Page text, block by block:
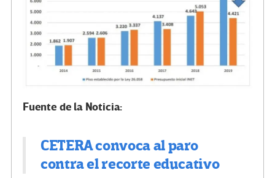
Fuente de la Noticia:
CETERA convoca al paro
contra el recorte educativo